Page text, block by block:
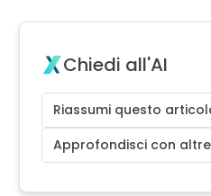
Chiedi all'AI
Riassumi questo
Approfondisci con